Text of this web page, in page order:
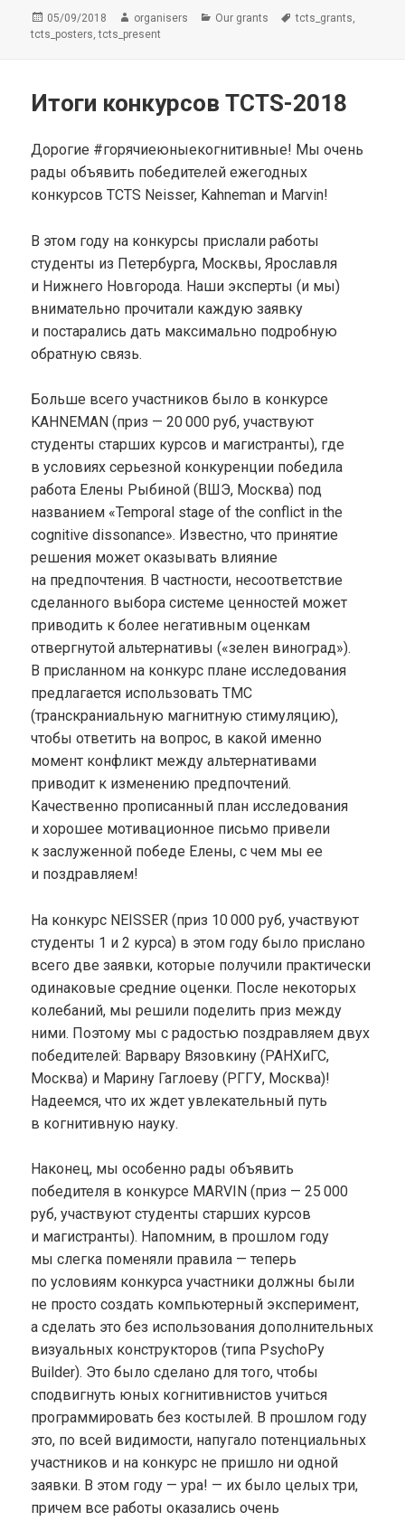
Опубликовано
05/09/2018 Автор
organisers Рубрики
Our grants Метки
tcts_grants,
tcts_posters,tcts_present
Итоги конкурсов TCTS-2018
Дорогие #горячиеюныекогнитивные! Мы очень
рады объявить победителей ежегодных
конкурсов TCTS Neisser, Kahneman и Marvin!
В этом году на конкурсы прислали работы
студенты из Петербурга, Москвы, Ярославля
и Нижнего Новгорода. Наши эксперты (и мы)
внимательно прочитали каждую заявку
и постарались дать максимально подробную
обратную связь.
Больше всего участников было в конкурсе
KAHNEMAN (приз — 20 000 руб, участвуют
студенты старших курсов и магистранты), где
в условиях серьезной конкуренции победила
работа Елены Рыбиной (ВШЭ, Москва) под
названием «Temporal stage of the conflict in the
cognitive dissonance». Известно, что принятие
решения может оказывать влияние
на предпочтения. В частности, несоответствие
сделанного выбора системе ценностей может
приводить к более негативным оценкам
отвергнутой альтернативы («зелен виноград»).
В присланном на конкурс плане исследования
предлагается использовать ТМС
(транскраниальную магнитную стимуляцию),
чтобы ответить на вопрос, в какой именно
момент конфликт между альтернативами
приводит к изменению предпочтений.
Качественно прописанный план исследования
и хорошее мотивационное письмо привели
к заслуженной победе Елены, с чем мы ее
и поздравляем!
На конкурс NEISSER (приз 10 000 руб, участвуют
студенты 1 и 2 курса) в этом году было прислано
всего две заявки, которые получили практически
одинаковые средние оценки. После некоторых
колебаний, мы решили поделить приз между
ними. Поэтому мы с радостью поздравляем двух
победителей: Варвару Вязовкину (РАНХиГС,
Москва) и Марину Гаглоеву (РГГУ, Москва)!
Надеемся, что их ждет увлекательный путь
в когнитивную науку.
Наконец, мы особенно рады объявить
победителя в конкурсе MARVIN (приз — 25 000
руб, участвуют студенты старших курсов
и магистранты). Напомним, в прошлом году
мы слегка поменяли правила — теперь
по условиям конкурса участники должны были
не просто создать компьютерный эксперимент,
а сделать это без использования дополнительных
визуальных конструкторов (типа PsychoPy
Builder). Это было сделано для того, чтобы
сподвигнуть юных когнитивнистов учиться
программировать без костылей. В прошлом году
это, по всей видимости, напугало потенциальных
участников и на конкурс не пришло ни одной
заявки. В этом году — ура! — их было целых три,
причем все работы оказались очень